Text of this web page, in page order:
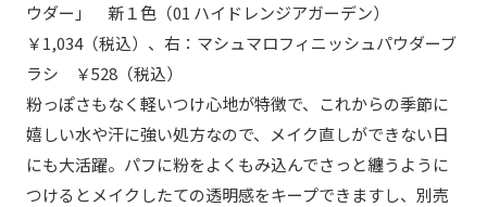
ウダー」 新１色（01 ハイドレンジアガーデン）
￥1,034（税込）、右：マシュマロフィニッシュパウダーブ
ラシ ￥528（税込）
粉っぽさもなく軽いつけ心地が特徴で、これからの季節に
嬉しい水や汗に強い処方なので、メイク直しができない日
にも大活躍。パフに粉をよくもみ込んでさっと纏うように
つけるとメイクしたての透明感をキープできますし、別売